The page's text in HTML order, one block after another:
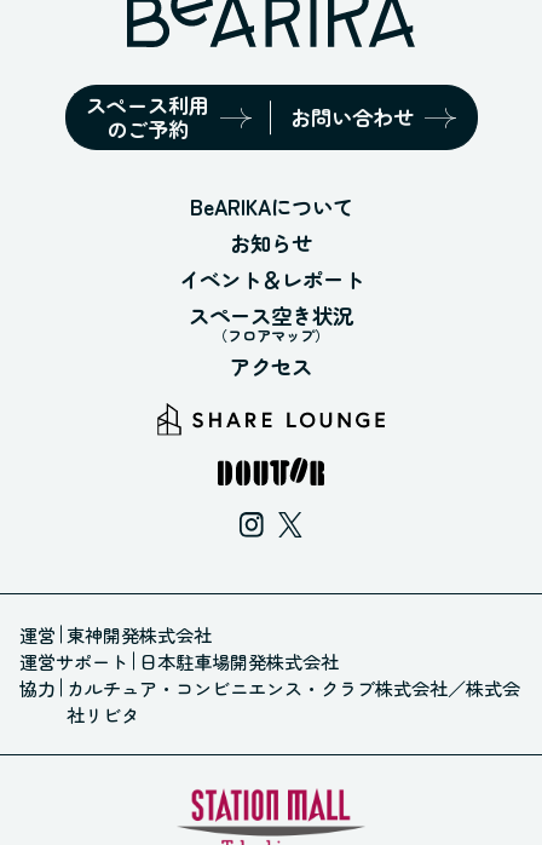
BeARIKAについて
お知らせ
イベント＆レポート
スペース空き状況
（フロアマップ）
アクセス
スペース利用
のご予約
お問い合わせ
運営 東神開発株式会社
運営サポート 日本駐車場開発株式会社
協力 カルチュア・コンビニエンス・クラブ株式会社／株式会
社リビタ